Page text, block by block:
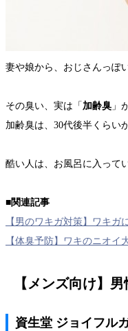
妻や娘から、おじさんっぽ
その臭い、実は「 加齢臭 」
加齢臭は、30代後半くらい
酷い人は、お風呂に入って
■関連記事
【男のワキガ対策】ワキガ
【体臭予防】ワキのニオ
【メンズ向け】
資生堂 ジョイフル